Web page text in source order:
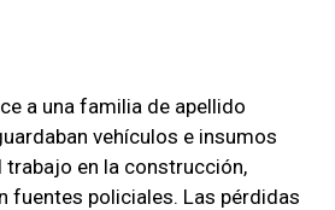
a una familia de apellido
vehículos e insumos
trabajo en la construcción,
fuentes policiales. Las pérdidas